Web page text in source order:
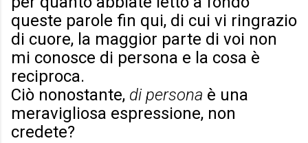
queste parole fin qui, di cui vi ringrazio
di cuore, la maggior parte di voi non
mi conosce di persona e la cosa è
reciproca.
Ciò nonostante, di persona è una
meravigliosa espressione, non
credete?